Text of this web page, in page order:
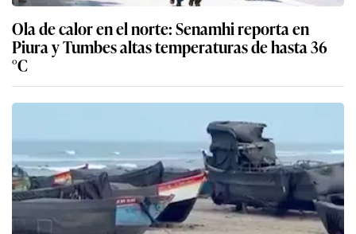
Ola de calor en el norte: Senamhi reporta en
Piura y Tumbes altas temperaturas de hasta 36
°C